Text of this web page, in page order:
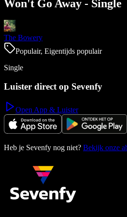
Won't Go Away - Single
The Bowery
Populair, Eigentijds populair
Single
Luister direct op Sevenfy
Open App & Luister
Heb je Sevenfy nog niet? Bekijk onze